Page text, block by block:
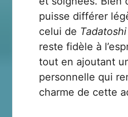
puisse différer
celui de
reste fidèle à
tout en ajoutant
personnelle qui
charme de cette